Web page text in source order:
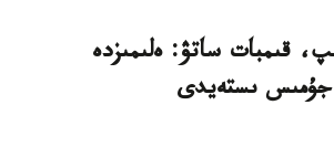
قىمبات ساتۋ: ەلىمىزدە
جۇمىس ىستەيدى